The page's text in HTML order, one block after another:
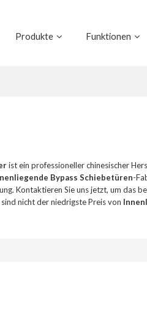
Produkte Funktionen
ist ein professioneller chinesischer
Bypass Schiebetüren-
Kontaktieren Sie uns jetzt, um das
nicht der niedrigste Preis von